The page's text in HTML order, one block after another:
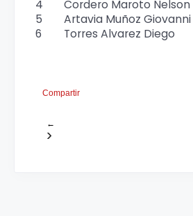
4
Cordero Maroto Nelson
5
Artavia Muñoz Giovanni
6
Torres Alvarez Diego
Compartir
←
›